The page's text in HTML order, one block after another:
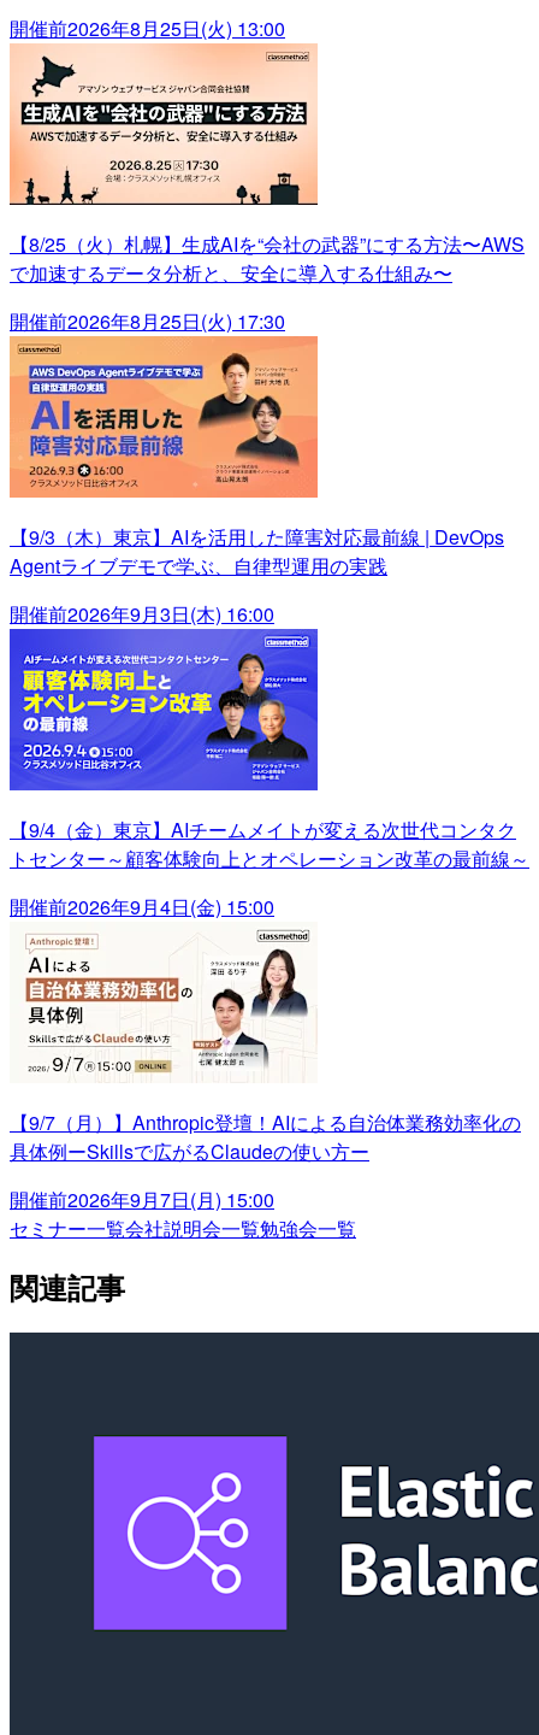
開催前2026年8月25日(火) 13:00
【8/25（火）札幌】生成AIを“会社の武器”にする方法〜AWS
で加速するデータ分析と、安全に導入する仕組み〜
開催前2026年8月25日(火) 17:30
【9/3（木）東京】AIを活用した障害対応最前線 | DevOps
Agentライブデモで学ぶ、自律型運用の実践
開催前2026年9月3日(木) 16:00
【9/4（金）東京】AIチームメイトが変える次世代コンタク
トセンター～顧客体験向上とオペレーション改革の最前線～
開催前2026年9月4日(金) 15:00
【9/7（月）】Anthropic登壇！AIによる自治体業務効率化の
具体例ーSkillsで広がるClaudeの使い方ー
開催前2026年9月7日(月) 15:00
セミナー一覧会社説明会一覧勉強会一覧
関連記事